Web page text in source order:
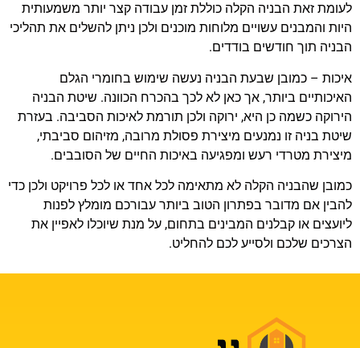
לעומת זאת הבניה הקלה כוללת זמן עבודה קצר יותר משמעותית
היות והמבנים עשויים מלוחות מוכנים ולכן ניתן להשלים את תהליכי
הבניה תוך חודשים בודדים.
איכות – כמובן שבעת הבניה נעשה שימוש בחומרי הגלם
האיכותיים ביותר, אך כאן לא לכך בהכרח הכוונה. שיטת הבניה
הירוקה כשמה כן היא, ירוקה ולכן תורמת לאיכות הסביבה. בעזרת
שיטת בניה זו נמנעים מיצירת פסולת מרובה, מזיהום סביבתי,
מיצירת מטרדי רעש ומפגיעה באיכות החיים של הסובבים.
כמובן שהבניה הקלה לא מתאימה לכל אחד או לכל פרויקט ולכן כדי
להבין אם מדובר בפתרון הטוב ביותר עבורכם מומלץ לפנות
ליועצים או קבלנים המבינים בתחום, על מנת שיוכלו לאפיין את
הצרכים שלכם ולסייע לכם להחליט.